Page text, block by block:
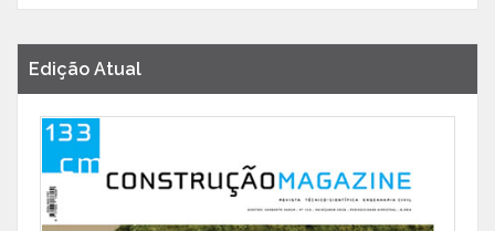
Edição Atual